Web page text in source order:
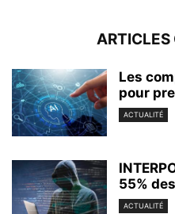
ARTICLES
Les
pour
ACTUALITÉ
55%
ACTUALITÉ